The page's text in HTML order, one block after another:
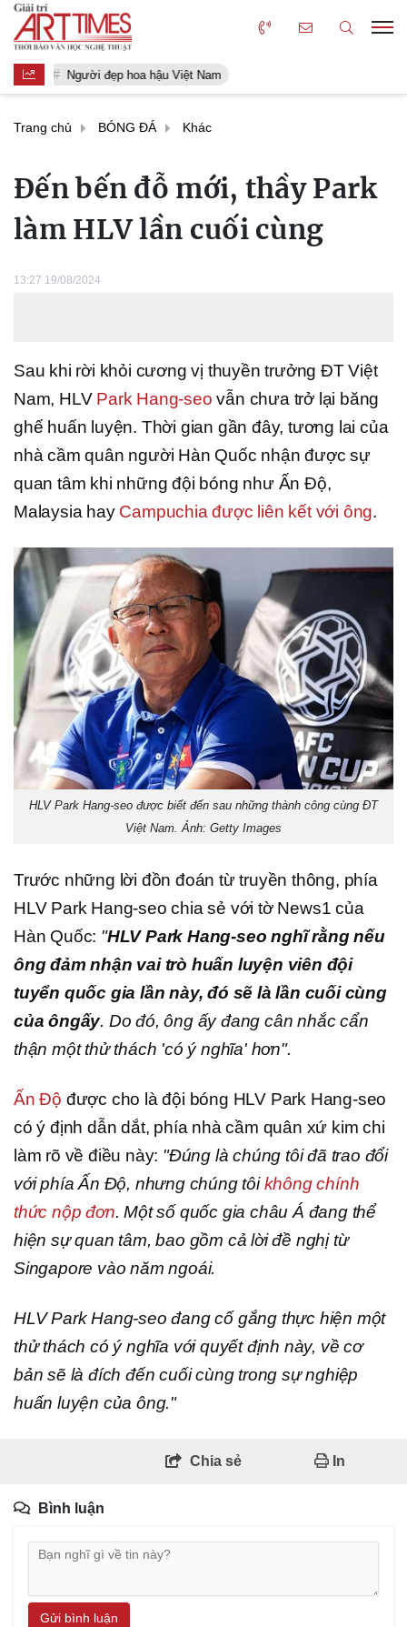
Người đẹp hoa hậu Việt Nam
Trang chủ BÓNG ĐÁ Khác
Đến bến đỗ mới, thầy Park
làm HLV lần cuối cùng
13:27 19/08/2024
Sau khi rời khỏi cương vị thuyền trưởng ĐT Việt
Nam, HLV Park Hang-seo vẫn chưa trở lại băng
ghế huấn luyện. Thời gian gần đây, tương lai của
nhà cầm quân người Hàn Quốc nhận được sự
quan tâm khi những đội bóng như Ấn Độ,
Malaysia hay Campuchia được liên kết với ông.
HLV Park Hang-seo được biết đến sau những thành công cùng ĐT
Việt Nam. Ảnh: Getty Images
Trước những lời đồn đoán từ truyền thông, phía
HLV Park Hang-seo chia sẻ với tờ News1 của
Hàn Quốc: "HLV Park Hang-seo nghĩ rằng nếu
ông đảm nhận vai trò huấn luyện viên đội
tuyển quốc gia lần này, đó sẽ là lần cuối cùng
của ôngấy. Do đó, ông ấy đang cân nhắc cẩn
thận một thử thách 'có ý nghĩa' hơn".
Ấn Độ được cho là đội bóng HLV Park Hang-seo
có ý định dẫn dắt, phía nhà cầm quân xứ kim chi
làm rõ về điều này: "Đúng là chúng tôi đã trao đổi
với phía Ấn Độ, nhưng chúng tôikhông chính
thức nộp đơn. Một số quốc gia châu Á đang thể
hiện sự quan tâm, bao gồm cả lời đề nghị từ
Singapore vào năm ngoái.
HLV Park Hang-seo đang cố gắng thực hiện một
thử thách có ý nghĩa với quyết định này, về cơ
bản sẽ là đích đến cuối cùng trong sự nghiệp
huấn luyện của ông."
Chia sẻ In
Bình luận
Gửi bình luận